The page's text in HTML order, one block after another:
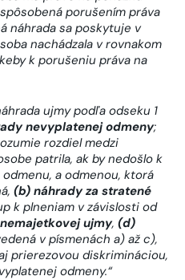
porušením práva
náhrada sa poskytuje v
nachádzala v rovnakom
k porušeniu práva na
ujmy podľa odseku 1
nevyplatenej odmeny;
rozdiel medzi
patrila, ak by nedošlo k
a odmenou, ktorá
(b) náhrady za stratené
k plneniam v závislosti od
ujmy, (d)
v písmenách a) až c),
prierezovou diskrimináciou,
odmeny.“